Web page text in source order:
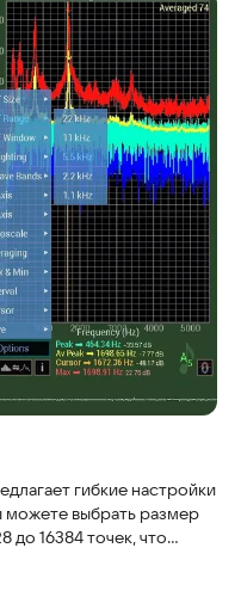
гибкие настройки
можете выбрать размер
до 16384 точек, что
стандартно он